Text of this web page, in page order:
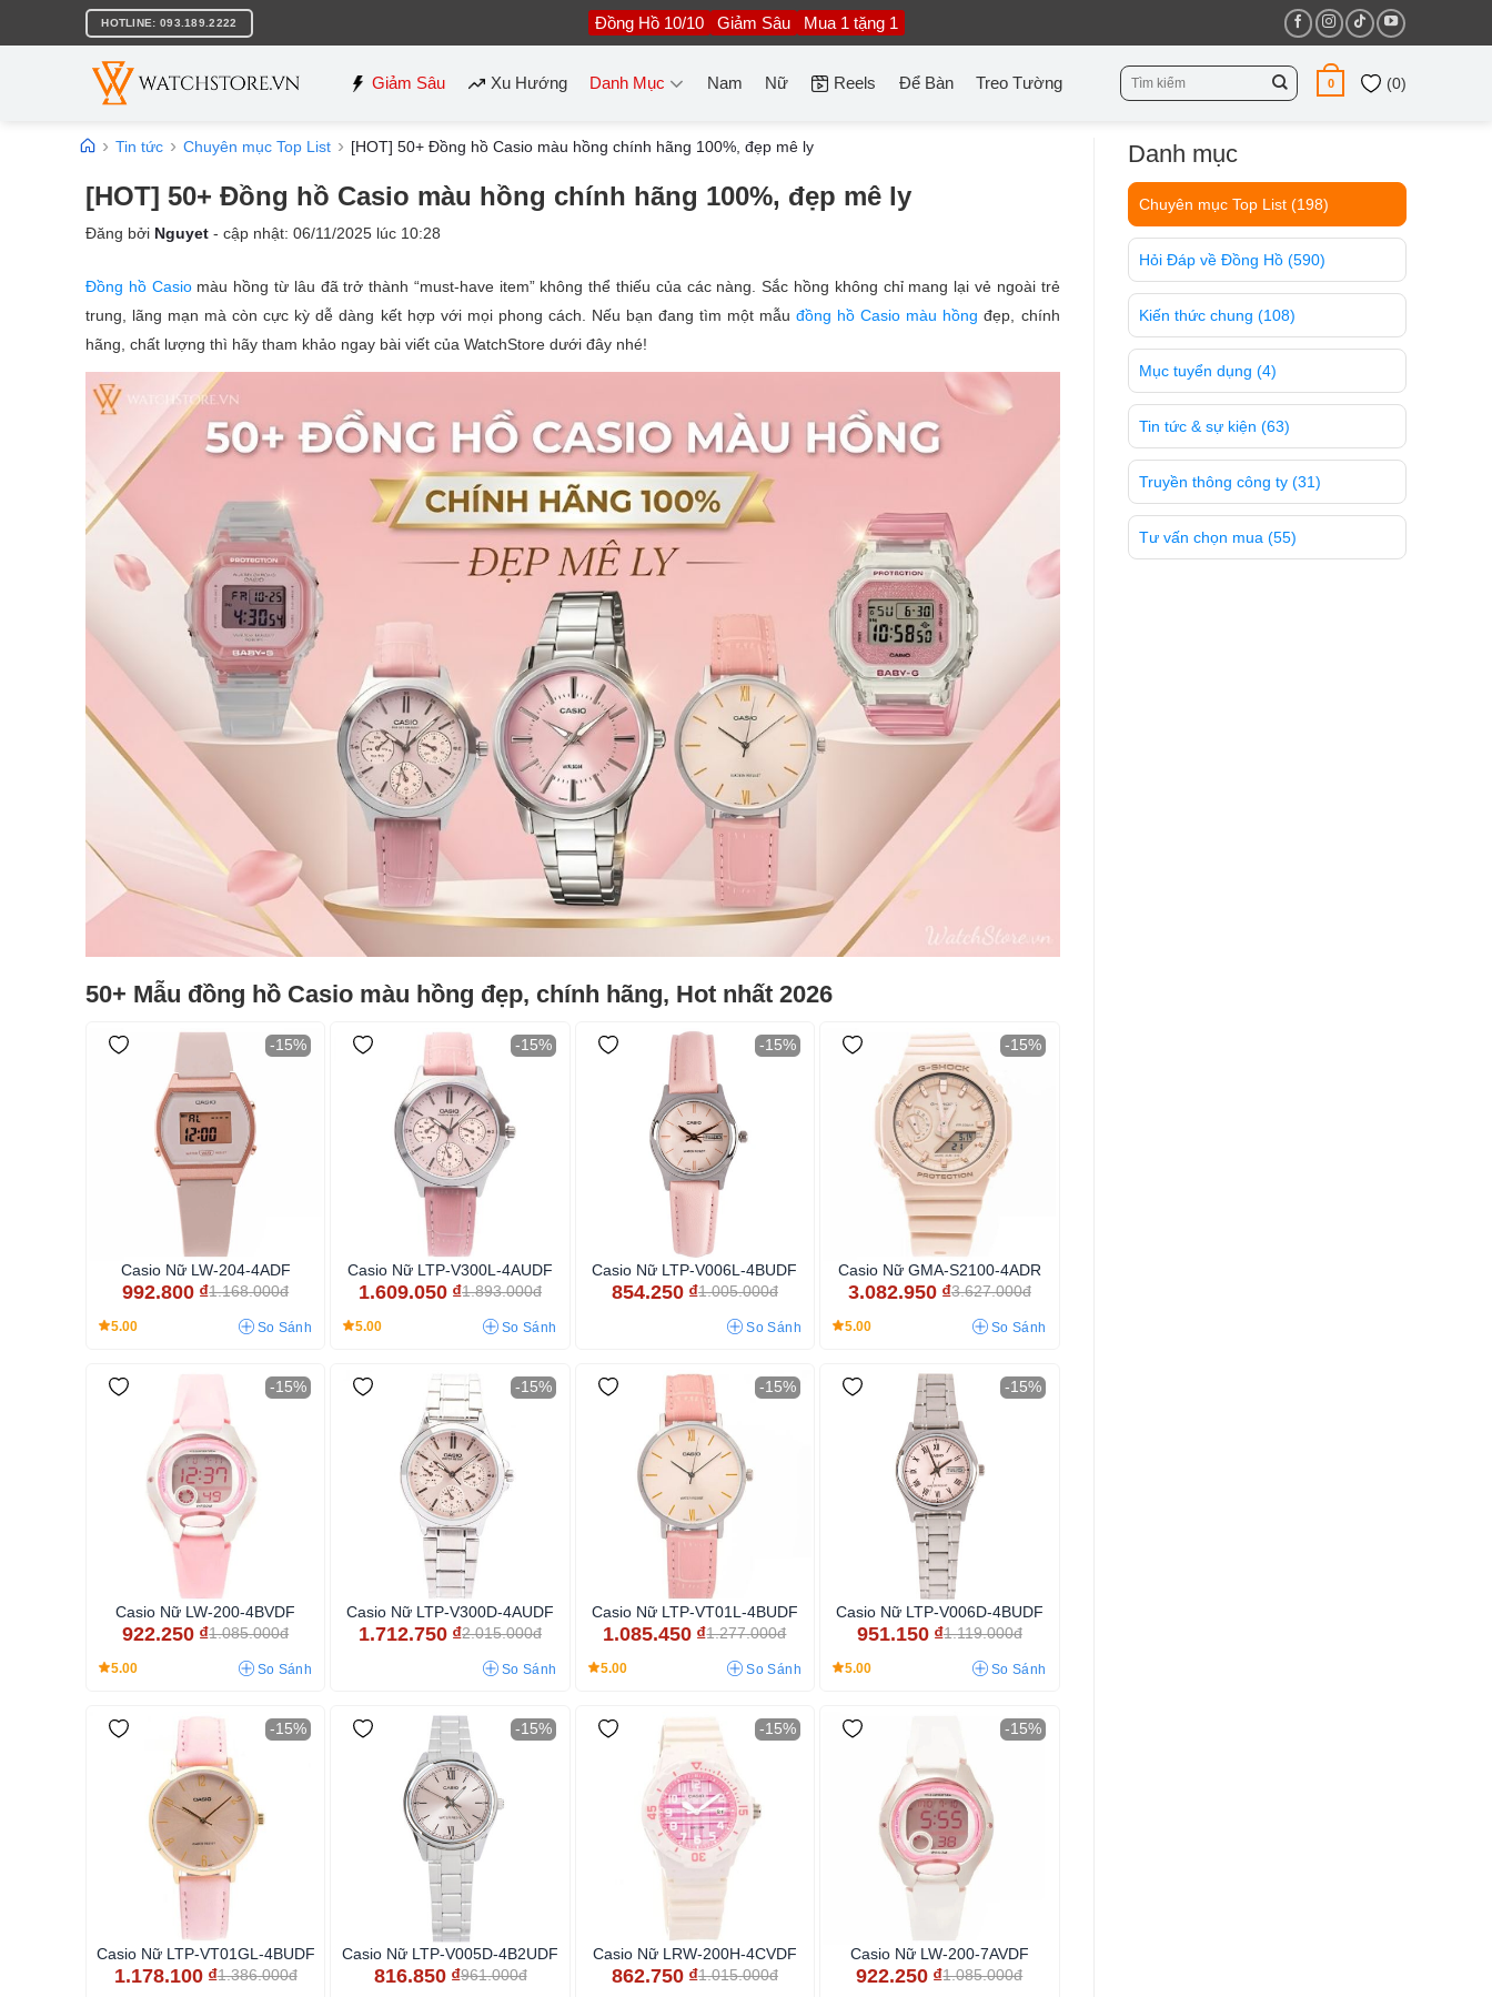
nội
HOTLINE: 093.189.2222 Đồng Hồ 10/10 Giảm Sâu Mua 1 tặng 1
Giảm Sâu Xu Hướng Danh Mục Nam Nữ Reels Để Bàn Treo Tường
Tìm
kiếm:
0 (0)
Tin tức Chuyên mục Top List [HOT] 50+ Đồng hồ Casio màu hồng chính hãng 100%, đẹp mê ly
[HOT] 50+ Đồng hồ Casio màu hồng chính hãng 100%, đẹp mê ly
Đăng bởi Nguyet - cập nhật: 06/11/2025 lúc 10:28
Đồng hồ Casiomàu hồng từ lâu đã trở thành “must-have item” không thể thiếu của các nàng. Sắc hồng không chỉ mang lại vẻ ngoài trẻ
trung, lãng mạn mà còn cực kỳ dễ dàng kết hợp với mọi phong cách. Nếu bạn đang tìm một mẫuđồng hồ Casio màu hồng đẹp, chính
hãng, chất lượng thì hãy tham khảo ngay bài viết của WatchStore dưới đây nhé!
50+ Mẫu đồng hồ Casio màu hồng đẹp, chính hãng, Hot nhất 2026
-15%
Casio Nữ LW-204-4ADF
992.800 ₫1.168.000đ
5.00 So Sánh
-15%
Casio Nữ LTP-V300L-4AUDF
1.609.050 ₫1.893.000đ
5.00 So Sánh
-15%
Casio Nữ LTP-V006L-4BUDF
854.250 ₫1.005.000đ
So Sánh
-15%
Casio Nữ GMA-S2100-4ADR
3.082.950 ₫3.627.000đ
5.00 So Sánh
-15%
Casio Nữ LW-200-4BVDF
922.250 ₫1.085.000đ
5.00 So Sánh
-15%
Casio Nữ LTP-V300D-4AUDF
1.712.750 ₫2.015.000đ
So Sánh
-15%
Casio Nữ LTP-VT01L-4BUDF
1.085.450 ₫1.277.000đ
5.00 So Sánh
-15%
Casio Nữ LTP-V006D-4BUDF
951.150 ₫1.119.000đ
5.00 So Sánh
-15%
Casio Nữ LTP-VT01GL-4BUDF
1.178.100 ₫1.386.000đ
-15%
Casio Nữ LTP-V005D-4B2UDF
816.850 ₫961.000đ
-15%
Casio Nữ LRW-200H-4CVDF
862.750 ₫1.015.000đ
-15%
Casio Nữ LW-200-7AVDF
922.250 ₫1.085.000đ
Danh mục
Chuyên mục Top List (198)
Hỏi Đáp về Đồng Hồ (590)
Kiến thức chung (108)
Mục tuyển dụng (4)
Tin tức & sự kiện (63)
Truyền thông công ty (31)
Tư vấn chọn mua (55)